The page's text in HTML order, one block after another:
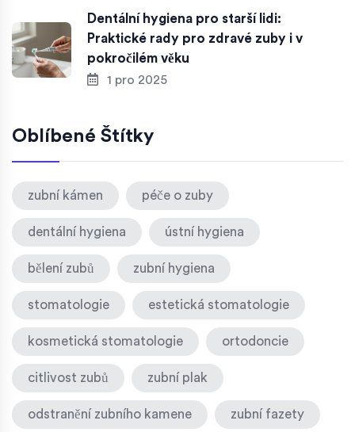
Dentální hygiena pro starší lidi:
Praktické rady pro zdravé zuby i v
pokročilém věku
1 pro 2025
Oblíbené Štítky
zubní kámen péče o zuby
dentální hygiena ústní hygiena
bělení zubů zubní hygiena
stomatologie estetická stomatologie
kosmetická stomatologie ortodoncie
citlivost zubů zubní plak
odstranění zubního kamene zubní fazety